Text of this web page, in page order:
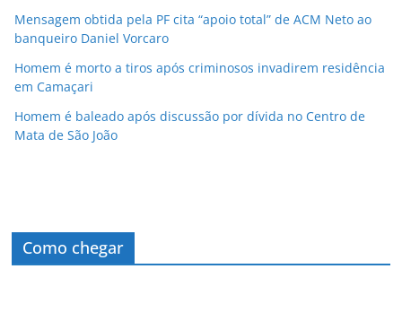
Mensagem obtida pela PF cita “apoio total” de ACM Neto ao
banqueiro Daniel Vorcaro
Homem é morto a tiros após criminosos invadirem residência
em Camaçari
Homem é baleado após discussão por dívida no Centro de
Mata de São João
Como chegar